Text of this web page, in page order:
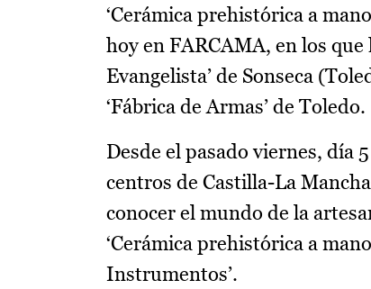
‘Cerámica prehistórica a
hoy en FARCAMA, en los
Evangelista’ de Sonseca
‘Fábrica de Armas’ de Toledo.
Desde el pasado viernes, día
centros de Castilla-La
conocer el mundo de la
‘Cerámica prehistórica a
Instrumentos’.